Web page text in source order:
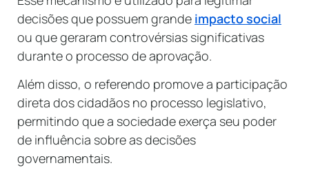
decisões que possuem grande impacto social
ou que geraram controvérsias significativas
durante o processo de aprovação.
Além disso, o referendo promove a participação
direta dos cidadãos no processo legislativo,
permitindo que a sociedade exerça seu poder
de influência sobre as decisões
governamentais.